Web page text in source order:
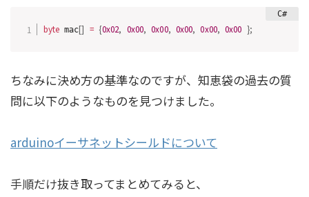
byte mac[] = {0x02, 0x00, 0x00, 0x00, 0x00, 0x00 };
ちなみに決め方の基準なのですが、知恵袋の過去の質
問に以下のようなものを見つけました。
arduinoイーサネットシールドについて
手順だけ抜き取ってまとめてみると、